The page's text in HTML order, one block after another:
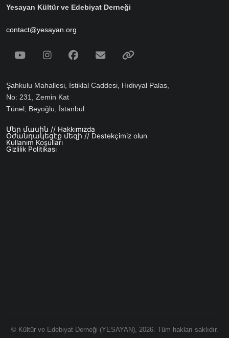
Yesayan Kültür ve Edebiyat Derneği
contact@yesayan.org
Social Media
YoutubeInstagramFacebook
Email
Şahkulu Mahallesi, İstiklal Caddesi, Hıdivyal Palas,
No: 231, Zemin Kat
Tünel, Beyoğlu, İstanbul
Footer menu
Մեր մասին // Hakkımızda
Օժանդակեցէք մեզի // Destekçimiz olun
Kullanım Koşulları
Gizlilik Politikası
© Kültür ve Edebiyat Derneği (YESAYAN), 2026. Tüm hakları saklıdır.